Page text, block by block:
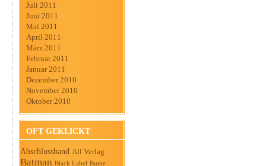
Juli 2011
Juni 2011
Mai 2011
April 2011
März 2011
Februar 2011
Januar 2011
Dezember 2010
November 2010
Oktober 2010
OFT GEKLICKT
Abschlussband All Verlag
Batman Black Label Bunte